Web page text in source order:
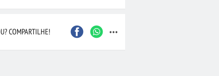
Contagem
Joinville
COMPARTILHE! ...